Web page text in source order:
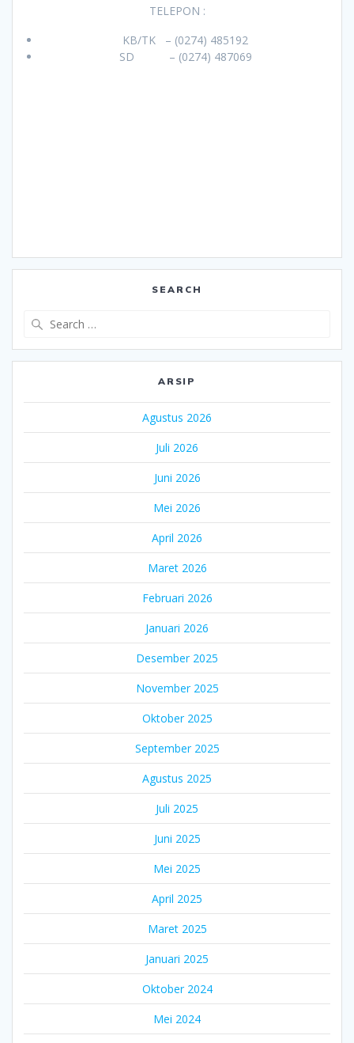
TELEPON :
KB/TK – (0274) 485192
SD – (0274) 487069
SEARCH
ARSIP
Agustus 2026
Juli 2026
Juni 2026
Mei 2026
April 2026
Maret 2026
Februari 2026
Januari 2026
Desember 2025
November 2025
Oktober 2025
September 2025
Agustus 2025
Juli 2025
Juni 2025
Mei 2025
April 2025
Maret 2025
Januari 2025
Oktober 2024
Mei 2024